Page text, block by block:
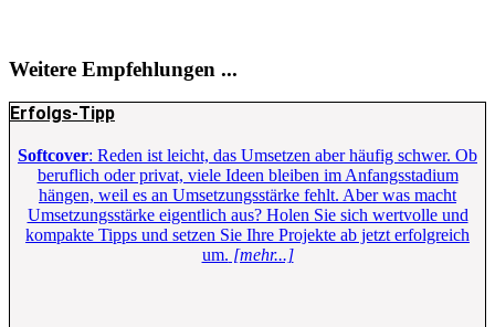
Weitere Empfehlungen ...
Erfolgs-Tipp
Softcover: Reden ist leicht, das Umsetzen aber häufig schwer. Ob
beruflich oder privat, viele Ideen bleiben im Anfangsstadium
hängen, weil es an Umsetzungsstärke fehlt. Aber was macht
Umsetzungsstärke eigentlich aus? Holen Sie sich wertvolle und
kompakte Tipps und setzen Sie Ihre Projekte ab jetzt erfolgreich
um. [mehr...]